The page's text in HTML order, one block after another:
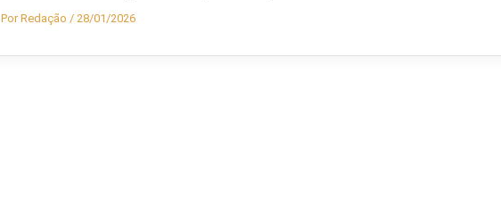
PorRedação / 28/01/2026